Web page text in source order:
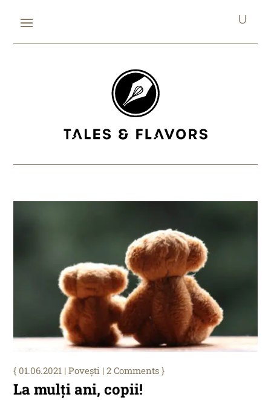
La mulți ani, copii!
01.06.2021 |Povești | 2 Comments